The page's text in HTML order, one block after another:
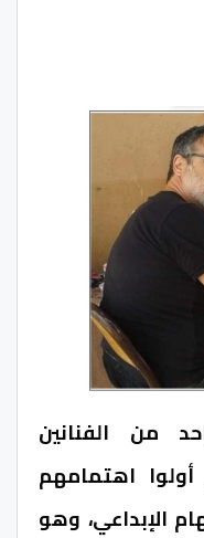
من الفنانين
أولوا اهتمامهم
الإبداعي، وهو